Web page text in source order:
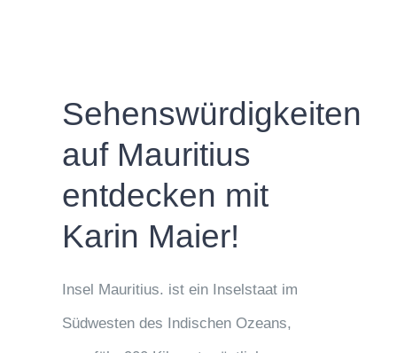
Sehenswürdigkeiten
auf Mauritius
entdecken mit
Karin Maier!
Insel Mauritius. ist ein Inselstaat im
Südwesten des Indischen Ozeans,